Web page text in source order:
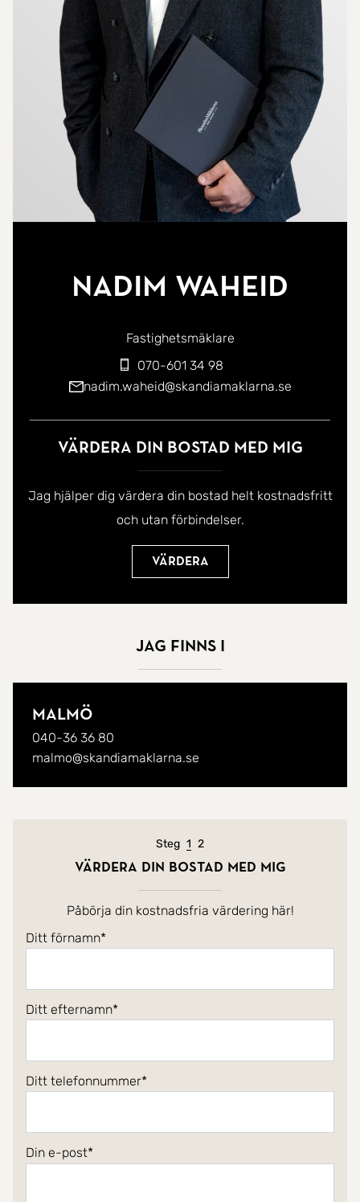
Nadim Waheid
Fastighetsmäklare
070-601 34 98
nadim.waheid@skandiamaklarna.se
Värdera din bostad med mig
Jag hjälper dig värdera din bostad helt kostnadsfritt
och utan förbindelser.
Värdera
Jag finns i
Malmö
040-36 36 80
malmo@skandiamaklarna.se
Steg Nuvarande steg
1 2
Värdera din bostad med mig
Påbörja din kostnadsfria värdering här!
Ditt förnamn
Ditt efternamn
Ditt telefonnummer
Din e-post